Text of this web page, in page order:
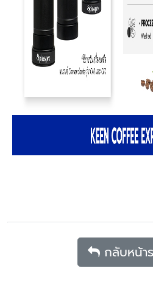
กลับหน้า